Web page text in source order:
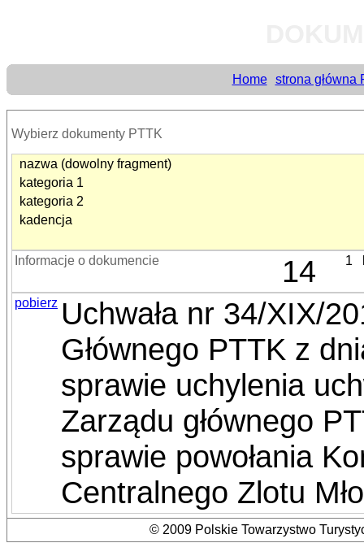
Home strona główna
Wybierz dokumenty PTTK
nazwa (dowolny fragment)
kategoria 1
kategoria 2
kadencja
Informacje o dokumencie 14 1
pobierz Uchwała nr 34/XIX/
Głównego PTTK z
sprawie uchylenia
Zarządu głównego
sprawie powołania
Centralnego Zlotu
© 2009 Polskie Towarzystwo